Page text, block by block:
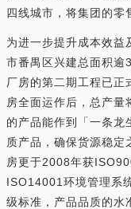
四线城市，将集团的零
为进一步提升成本效益
市番禺区兴建总面积
厂房的第二期工程已
房全面运作后，总产量
的产品能作到「一条龙
质产品，确保货源稳定
房更于2008年获
ISO14001环境管理系
级标准，产品品质的水